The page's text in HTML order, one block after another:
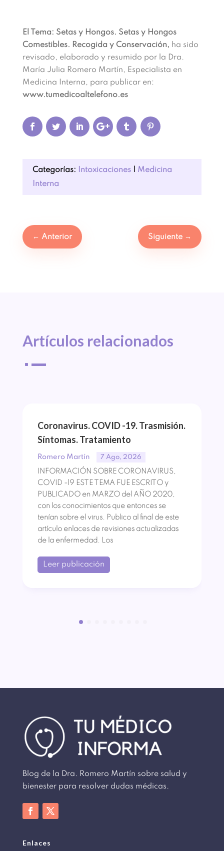
El Tema: Setas y Hongos. Setas y Hongos
Comestibles. Recogida y Conservación, ha sido
revisado, elaborado y resumido por la Dra.
María Julia Romero Martín, Especialista en
Medicina Interna, para publicar en:
www.tumedicoaltelefono.es
Categorías: Intoxicaciones| Medicina
Interna
← Anterior Siguiente →
Artículos relacionados
^
Coronavirus. COVID -19. Trasmisión.
Síntomas. Tratamiento
Romero Martín 7 Ago, 2026
INFORMACIÓN SOBRE CORONAVIRUS,
COVID -19 ESTE TEMA FUE ESCRITO y
PUBLICADO en MARZO del AÑO 2020,
con los conocimientos que entonces se
tenían sobre el virus. Publico al final de este
artículo enlaces de revisiones actualizadas
de la enfermedad. Los
Leer publicación
Blog de la Dra. Romero Martín sobre salud y
bienester para resolver dudas médicas.
Enlaces